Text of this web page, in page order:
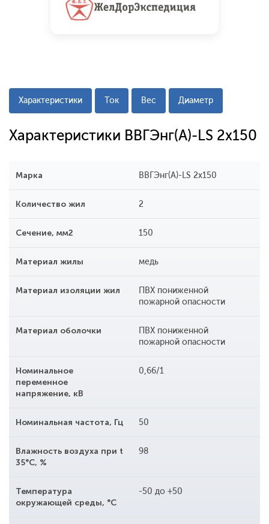
Характеристики Ток Вес Диаметр
Характеристики ВВГЭнг(A)-LS 2x150
Марка ВВГЭнг(A)-LS 2x150
Количество жил 2
Сечение, мм2 150
Материал жилы медь
Материал изоляции жил
ПВХ пониженной
пожарной опасности
Материал оболочки
ПВХ пониженной
пожарной опасности
Номинальное
переменное
напряжение, кВ
0,66/1
Номинальная частота, Гц 50
Влажность воздуха при t
35°С, %
98
Температура
окружающей среды, °С
-50 до +50